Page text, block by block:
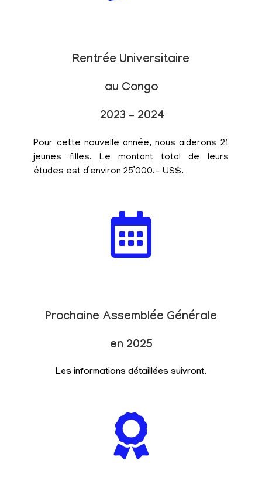
Rentrée Universitaire
au Congo
2023 – 2024
Pour cette nouvelle année, nous aiderons 21
jeunes filles. Le montant total de leurs
études est d’environ 25’000.- US$.
Prochaine Assemblée Générale
en 2025
Les informations détaillées suivront.